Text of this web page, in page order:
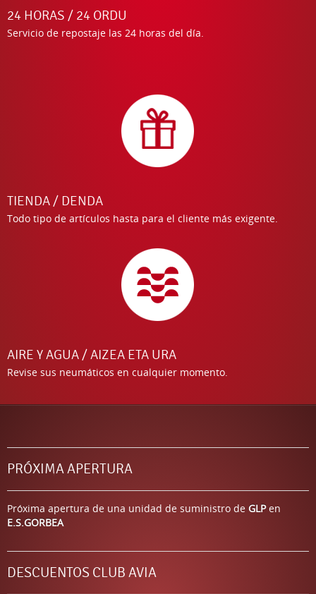
24 HORAS / 24 ORDU
Servicio de repostaje las 24 horas del día.
TIENDA / DENDA
Todo tipo de artículos hasta para el cliente más exigente.
AIRE Y AGUA / AIZEA ETA URA
Revise sus neumáticos en cualquier momento.
PRÓXIMA APERTURA
Próxima apertura de una unidad de suministro de GLPen
E.S.GORBEA
DESCUENTOS CLUB AVIA